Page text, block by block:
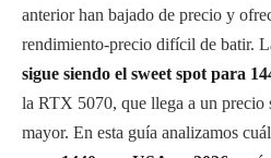
anterior han bajado de precio y
rendimiento-precio difícil de batir.
sigue siendo el sweet spot para
la RTX 5070, que llega a un precio
mayor. En esta guía analizamos